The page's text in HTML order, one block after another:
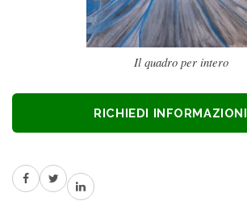
Il quadro per intero
RICHIEDI INFORMAZIONI